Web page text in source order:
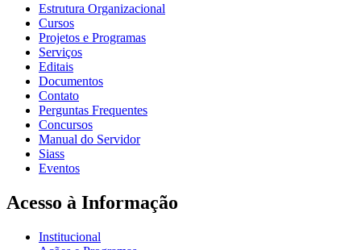
Estrutura Organizacional
Cursos
Projetos e Programas
Serviços
Editais
Documentos
Contato
Perguntas Frequentes
Concursos
Manual do Servidor
Siass
Eventos
Acesso à Informação
Institucional